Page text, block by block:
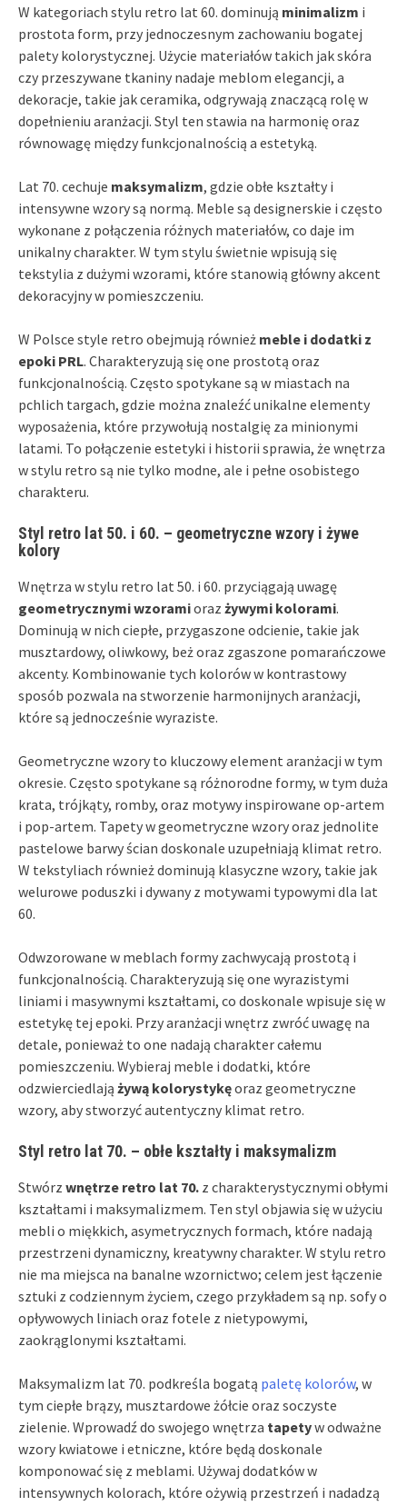
W kategoriach stylu retro lat 60. dominują minimalizm i
prostota form, przy jednoczesnym zachowaniu bogatej
palety kolorystycznej. Użycie materiałów takich jak skóra
czy przeszywane tkaniny nadaje meblom elegancji, a
dekoracje, takie jak ceramika, odgrywają znaczącą rolę w
dopełnieniu aranżacji. Styl ten stawia na harmonię oraz
równowagę między funkcjonalnością a estetyką.
Lat 70. cechuje maksymalizm, gdzie obłe kształty i
intensywne wzory są normą. Meble są designerskie i często
wykonane z połączenia różnych materiałów, co daje im
unikalny charakter. W tym stylu świetnie wpisują się
tekstylia z dużymi wzorami, które stanowią główny akcent
dekoracyjny w pomieszczeniu.
W Polsce style retro obejmują również meble i dodatki z
epoki PRL. Charakteryzują się one prostotą oraz
funkcjonalnością. Często spotykane są w miastach na
pchlich targach, gdzie można znaleźć unikalne elementy
wyposażenia, które przywołują nostalgię za minionymi
latami. To połączenie estetyki i historii sprawia, że wnętrza
w stylu retro są nie tylko modne, ale i pełne osobistego
charakteru.
Styl retro lat 50. i 60. – geometryczne wzory i żywe
kolory
Wnętrza w stylu retro lat 50. i 60. przyciągają uwagę
geometrycznymi wzoramioraz żywymi kolorami.
Dominują w nich ciepłe, przygaszone odcienie, takie jak
musztardowy, oliwkowy, beż oraz zgaszone pomarańczowe
akcenty. Kombinowanie tych kolorów w kontrastowy
sposób pozwala na stworzenie harmonijnych aranżacji,
które są jednocześnie wyraziste.
Geometryczne wzory to kluczowy element aranżacji w tym
okresie. Często spotykane są różnorodne formy, w tym duża
krata, trójkąty, romby, oraz motywy inspirowane op-artem
i pop-artem. Tapety w geometryczne wzory oraz jednolite
pastelowe barwy ścian doskonale uzupełniają klimat retro.
W tekstyliach również dominują klasyczne wzory, takie jak
welurowe poduszki i dywany z motywami typowymi dla lat
60.
Odwzorowane w meblach formy zachwycają prostotą i
funkcjonalnością. Charakteryzują się one wyrazistymi
liniami i masywnymi kształtami, co doskonale wpisuje się w
estetykę tej epoki. Przy aranżacji wnętrz zwróć uwagę na
detale, ponieważ to one nadają charakter całemu
pomieszczeniu. Wybieraj meble i dodatki, które
odzwierciedlają żywą kolorystykęoraz geometryczne
wzory, aby stworzyć autentyczny klimat retro.
Styl retro lat 70. – obłe kształty i maksymalizm
Stwórz wnętrze retro lat 70. z charakterystycznymi obłymi
kształtami i maksymalizmem. Ten styl objawia się w użyciu
mebli o miękkich, asymetrycznych formach, które nadają
przestrzeni dynamiczny, kreatywny charakter. W stylu retro
nie ma miejsca na banalne wzornictwo; celem jest łączenie
sztuki z codziennym życiem, czego przykładem są np. sofy o
opływowych liniach oraz fotele z nietypowymi,
zaokrąglonymi kształtami.
Maksymalizm lat 70. podkreśla bogatą paletę kolorów, w
tym ciepłe brązy, musztardowe żółcie oraz soczyste
zielenie. Wprowadź do swojego wnętrza tapetyw odważne
wzory kwiatowe i etniczne, które będą doskonale
komponować się z meblami. Używaj dodatków w
intensywnych kolorach, które ożywią przestrzeń i nadadzą